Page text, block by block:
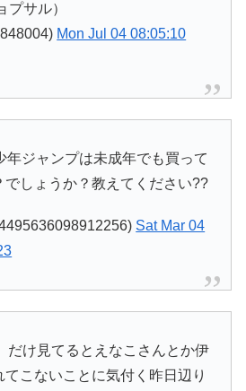
サル）
Mon Jul 04 08:05:10
年ジャンプは未成年でも買って
でしょうか？教えてください??
Sat Mar 04
だけ見てるとえなこさんとか伊
こないことに気付く昨日辺り